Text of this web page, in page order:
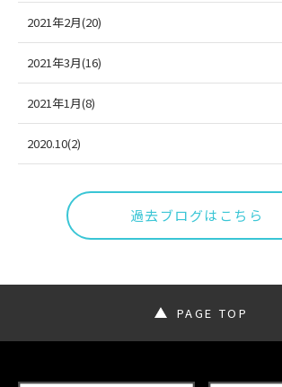
2021年2月(20)
2021年3月(16)
2021年1月(8)
2020.10(2)
過去ブログはこちら
PAGE TOP